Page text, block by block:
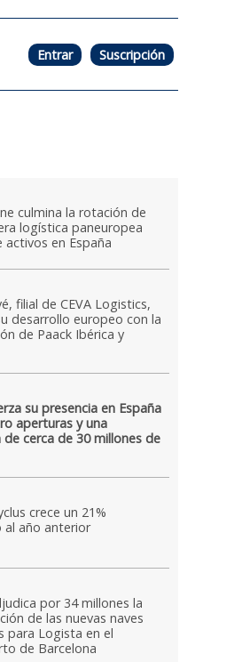
Entrar Suscripción
culmina la rotación de
logística paneuropea
activos en España
filial de CEVA Logistics,
desarrollo europeo con la
de Paack Ibérica y
su presencia en España
aperturas y una
de cerca de 30 millones de
crece un 21%
al año anterior
por 34 millones la
de las nuevas naves
para Logista en el
de Barcelona